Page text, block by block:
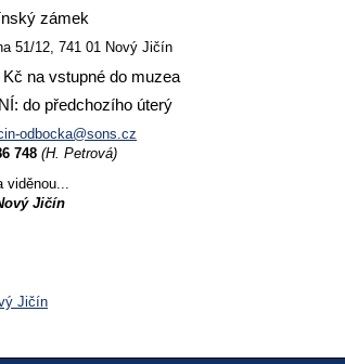
zámek
51/12, 741 01 Nový Jičín
na vstupné do muzea
do předchozího úterý
odbocka@sons.cz
748 (H. Petrová)
Jičín
Jičín